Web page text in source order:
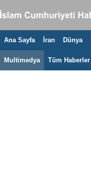
Ana Sayfa İran Dünya
Multimedya Tüm Haberler